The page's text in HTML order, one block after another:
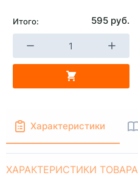
Итого: 595 руб.
Характеристики
ХАРАКТЕРИСТИКИ ТОВАРА